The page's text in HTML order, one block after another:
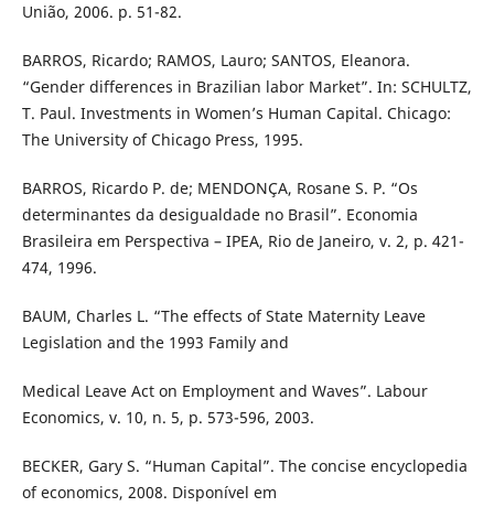
União, 2006. p. 51-82.
BARROS, Ricardo; RAMOS, Lauro; SANTOS, Eleanora.
“Gender differences in Brazilian labor Market”. In: SCHULTZ,
T. Paul. Investments in Women’s Human Capital. Chicago:
The University of Chicago Press, 1995.
BARROS, Ricardo P. de; MENDONÇA, Rosane S. P. “Os
determinantes da desigualdade no Brasil”. Economia
Brasileira em Perspectiva – IPEA, Rio de Janeiro, v. 2, p. 421-
474, 1996.
BAUM, Charles L. “The effects of State Maternity Leave
Legislation and the 1993 Family and
Medical Leave Act on Employment and Waves”. Labour
Economics, v. 10, n. 5, p. 573-596, 2003.
BECKER, Gary S. “Human Capital”. The concise encyclopedia
of economics, 2008. Disponível em